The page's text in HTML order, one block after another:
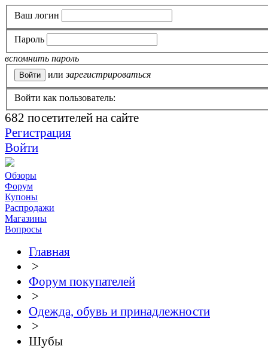
Ваш логин
Пароль
вспомнить пароль
или зарегистрироваться
Войти как пользователь:
682 посетителей на сайте
Регистрация
Войти
Обзоры
Форум
Купоны
Распродажи
Магазины
Вопросы
Главная
>
Форум покупателей
>
Одежда, обувь и принадлежности
>
Шубы